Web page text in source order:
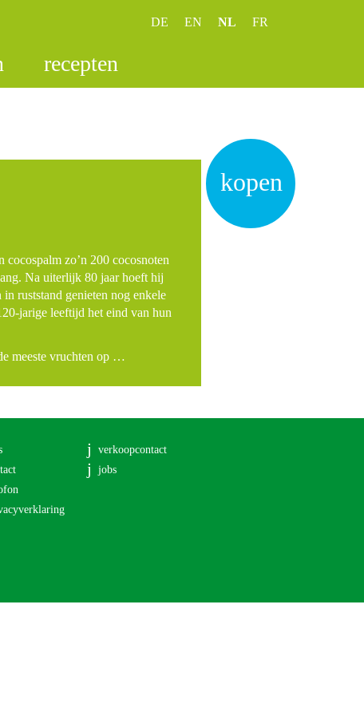
DE EN NL FR
recepten
kopen
zo’n 200 cocosnoten
Na uiterlijk 80 jaar hoeft hij
ruststand genieten nog enkele
jarige leeftijd het eind van hun
meeste vruchten op …
verkoopcontact
jobs